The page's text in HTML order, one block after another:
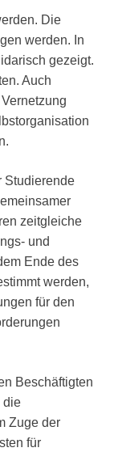
Die
werden. In
gezeigt.
Auch
Studierende
zeitgleiche
und
Ende des
werden,
für den
Beschäftigten
die
Zuge der
für